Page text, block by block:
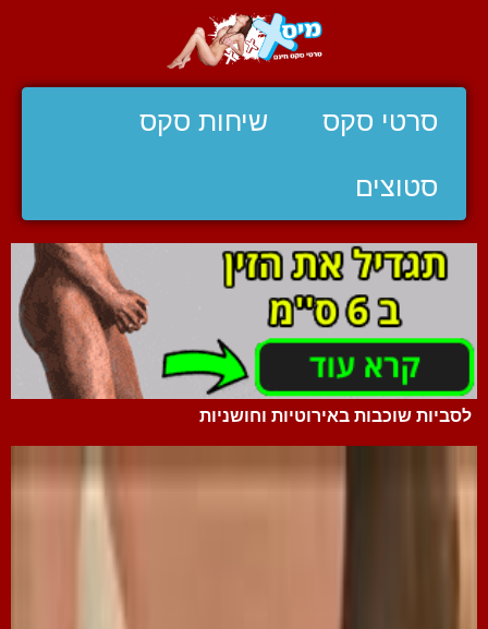
סרטי סקס שיחות סקס
סטוצים
לסביות שוכבות באירוטיות וחושניות